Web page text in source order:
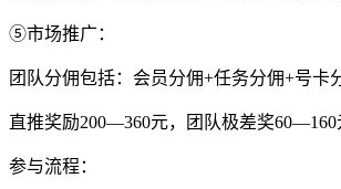
⑤市场推广：
团队分佣包括：会员分佣+任务分佣+号卡
直推奖励200—360元，团队极差奖60—160
参与流程：